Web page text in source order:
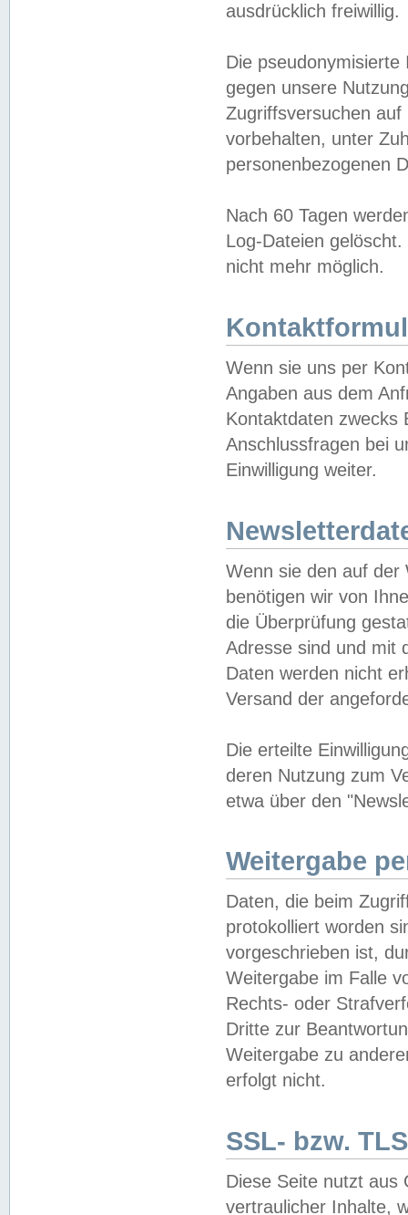
ausdrücklich freiwillig.
Die
gegen unsere
Zugriffsversuchen
vorbehalten, unter
personenbezogenen
Nach 60 Tagen
Log-Dateien
nicht mehr möglich.
Wenn sie uns per
Angaben aus dem
Kontaktdaten zwecks
Anschlussfragen bei
Einwilligung weiter.
Wenn sie den auf der
benötigen wir von
die Überprüfung
Adresse sind und mit
Daten werden nicht
Versand der
Die erteilte
deren Nutzung zum
etwa über den
Weitergabe
Daten, die beim
protokolliert worden
vorgeschrieben ist,
Weitergabe im Falle
Rechts- oder
Dritte zur
Weitergabe zu
erfolgt nicht.
SSL- bzw.
Diese Seite nutzt aus
vertraulicher Inhalte,